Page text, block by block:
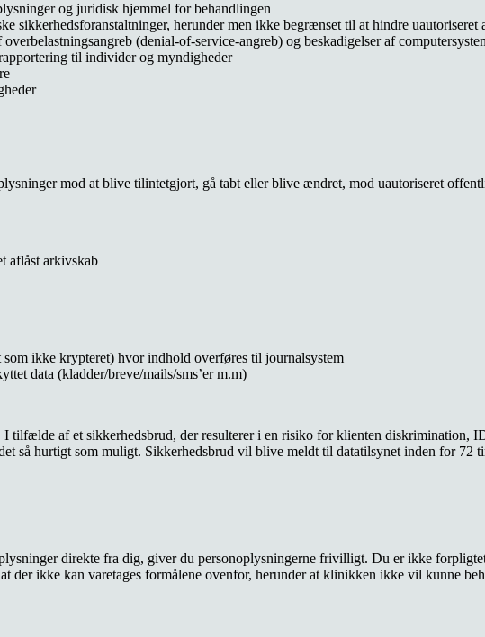
og juridisk hjemmel for behandlingen
sikkerhedsforanstaltninger, herunder men ikke begrænset til at hindre uautoriseret
(denial-of-service-angreb) og beskadigelser af
til individer og myndigheder
mod at blive tilintetgjort, gå tabt eller blive ændret, mod uautoriseret
aflåst arkivskab
ikke krypteret) hvor indhold overføres til journalsystem
data (kladder/breve/mails/sms’er m.m)
tilfælde af et sikkerhedsbrud, der resulterer i en risiko for klienten diskrimination,
så hurtigt som muligt. Sikkerhedsbrud vil blive meldt til datatilsynet inden for 72
direkte fra dig, giver du personoplysningerne frivilligt. Du er ikke
ikke kan varetages formålene ovenfor, herunder at klinikken ikke vil kunne